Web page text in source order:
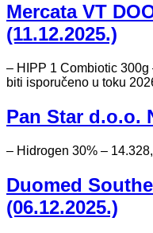
Mercata VT
(11.12.2025.)
– HIPP 1 Combiotic
biti isporučeno u toku
Pan Star d.o.o.
– Hidrogen 30% –
Duomed
(06.12.2025.)